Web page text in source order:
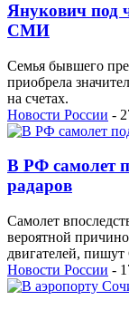
Янукович под
СМИ
Семья бывшего
приобрела
на счетах.
Новости России -
В РФ самолет
радаров
Самолет
вероятной
двигателей,
Новости России -